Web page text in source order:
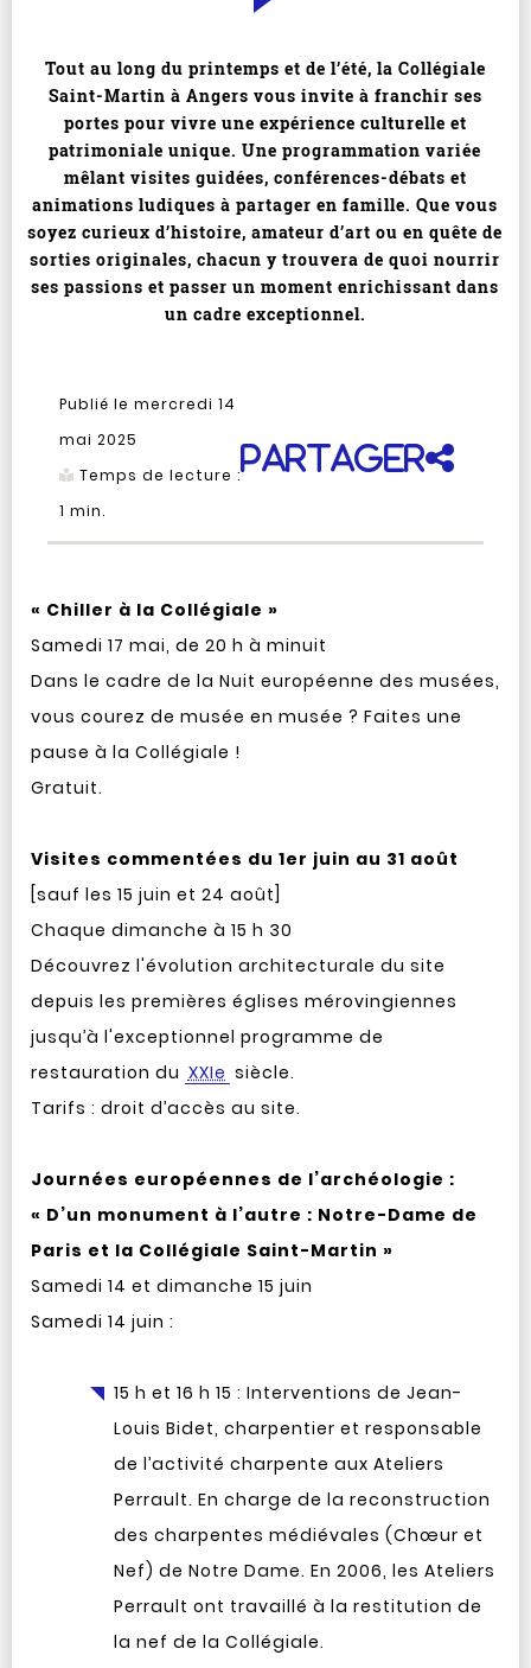
Tout au long du printemps et de l’été, la Collégiale
Saint-Martin à Angers vous invite à franchir ses
portes pour vivre une expérience culturelle et
patrimoniale unique. Une programmation variée
mêlant visites guidées, conférences-débats et
animations ludiques à partager en famille. Que vous
soyez curieux d’histoire, amateur d’art ou en quête de
sorties originales, chacun y trouvera de quoi nourrir
ses passions et passer un moment enrichissant dans
un cadre exceptionnel.
Publié le mercredi 14
mai 2025
Temps de lecture :
1 min.
Partager
« Chiller à la Collégiale »
Samedi 17 mai, de 20 h à minuit
Dans le cadre de la Nuit européenne des musées,
vous courez de musée en musée ? Faites une
pause à la Collégiale !
Gratuit.
Visites commentées du 1er juin au 31 août
[sauf les 15 juin et 24 août]
Chaque dimanche à 15 h 30
Découvrez l'évolution architecturale du site
depuis les premières églises mérovingiennes
jusqu’à l'exceptionnel programme de
restauration du XXIe siècle.
Tarifs : droit d’accès au site.
Journées européennes de l’archéologie :
« D’un monument à l’autre : Notre-Dame de
Paris et la Collégiale Saint-Martin »
Samedi 14 et dimanche 15 juin
Samedi 14 juin :
15 h et 16 h 15 : Interventions de Jean-
Louis Bidet, charpentier et responsable
de l’activité charpente aux Ateliers
Perrault. En charge de la reconstruction
des charpentes médiévales (Chœur et
Nef) de Notre Dame. En 2006, les Ateliers
Perrault ont travaillé à la restitution de
la nef de la Collégiale.